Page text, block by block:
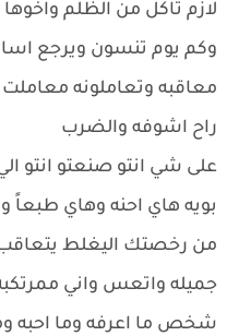
لازم تاكل من الظلم
وكم يوم تنسون ويرجع
معاقبه وتعاملونه معاملت
راح اشوفه والضرب
على شي انتو صنعتو انتو
بويه هاي احنه وهاي
من رخصتك اليغلط يتعاقب
جميله واتعس واني
شخص ما اعرفه وما احبه